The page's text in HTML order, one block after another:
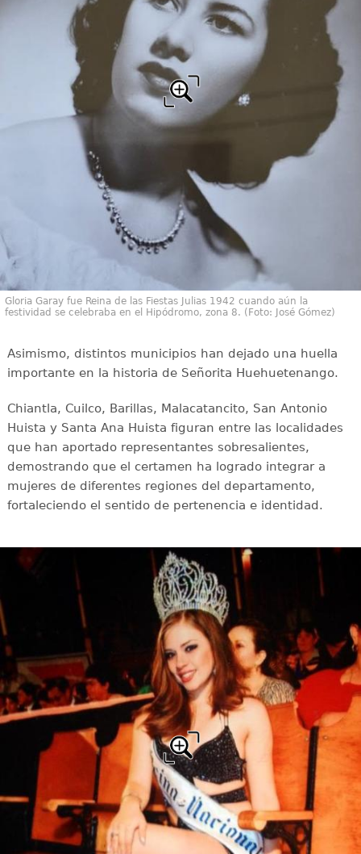
Gloria Garay fue Reina de las Fiestas Julias 1942 cuando aún la
festividad se celebraba en el Hipódromo, zona 8. (Foto: José Gómez)
Asimismo, distintos municipios han dejado una huella
importante en la historia de Señorita Huehuetenango.
Chiantla, Cuilco, Barillas, Malacatancito, San Antonio
Huista y Santa Ana Huista figuran entre las localidades
que han aportado representantes sobresalientes,
demostrando que el certamen ha logrado integrar a
mujeres de diferentes regiones del departamento,
fortaleciendo el sentido de pertenencia e identidad.